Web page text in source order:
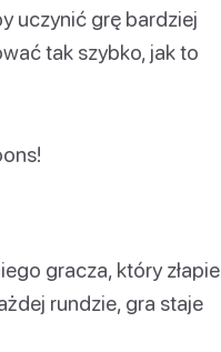
uczynić grę bardziej
tak szybko, jak to
gracza, który złapie
rundzie, gra staje